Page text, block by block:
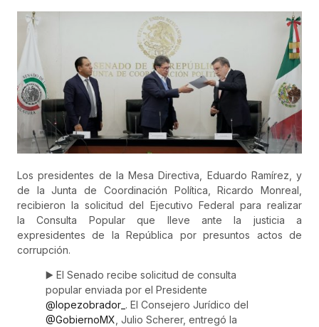
Los presidentes de la Mesa Directiva, Eduardo Ramírez, y
de la Junta de Coordinación Política, Ricardo Monreal,
recibieron la solicitud del Ejecutivo Federal para realizar
laConsulta Popular que lleve ante la justicia a
expresidentes de la República por presuntos actos de
corrupción.
▶️ El Senado recibe solicitud de consulta
popular enviada por el Presidente
@lopezobrador_ . El Consejero Jurídico del
@GobiernoMX , Julio Scherer, entregó la